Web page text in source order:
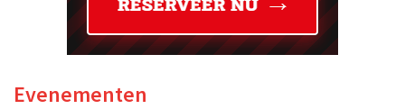
Evenementen